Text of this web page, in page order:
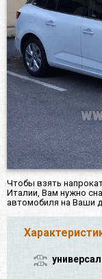
Чтобы взять
Италии, Вам нужно
автомобиля на Ваши
универсал